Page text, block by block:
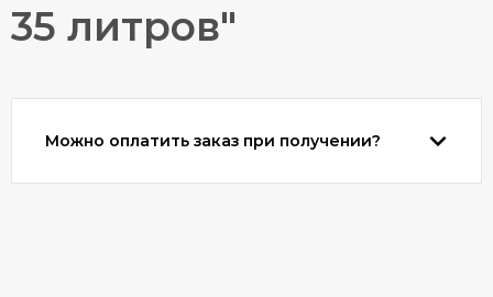
35 литров"
Можно оплатить заказ при получении?